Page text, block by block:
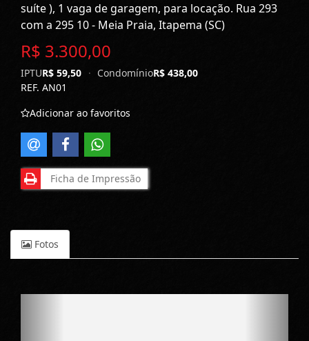
suíte ), 1 vaga de garagem, para locação. Rua 293
com a 295 10 - Meia Praia, Itapema (SC)
R$ 3.300,00
IPTUR$ 59,50 · CondomínioR$ 438,00
REF. AN01
Adicionar ao favoritos
Ficha de Impressão
Fotos